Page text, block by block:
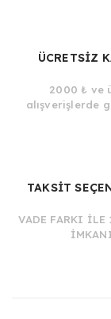
ÜCRETSİZ
2000 ₺ ve
alışverişlerde
TAKSİT
VADE FARKI İLE